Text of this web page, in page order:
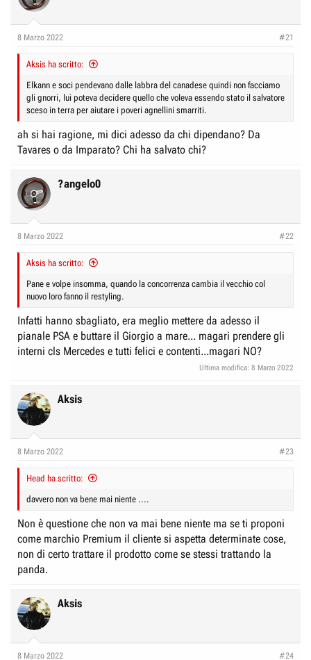
i
s
8 Marzo 2022 #21
Aksis ha scritto:
Elkann e soci pendevano dalle labbra del canadese quindi non facciamo
gli gnorri, lui poteva decidere quello che voleva essendo stato il salvatore
sceso in terra per aiutare i poveri agnellini smarriti.
ah si hai ragione, mi dici adesso da chi dipendano? Da
Tavares o da Imparato? Chi ha salvato chi?
?angelo0
8 Marzo 2022 #22
Aksis ha scritto:
Pane e volpe insomma, quando la concorrenza cambia il vecchio col
nuovo loro fanno il restyling.
Infatti hanno sbagliato, era meglio mettere da adesso il
pianale PSA e buttare il Giorgio a mare... magari prendere gli
interni cls Mercedes e tutti felici e contenti...magari NO?
Ultima modifica: 8 Marzo 2022
Aksis
8 Marzo 2022 #23
Head ha scritto:
davvero non va bene mai niente ....
Non è questione che non va mai bene niente ma se ti proponi
come marchio Premium il cliente si aspetta determinate cose,
non di certo trattare il prodotto come se stessi trattando la
panda.
Aksis
8 Marzo 2022 #24